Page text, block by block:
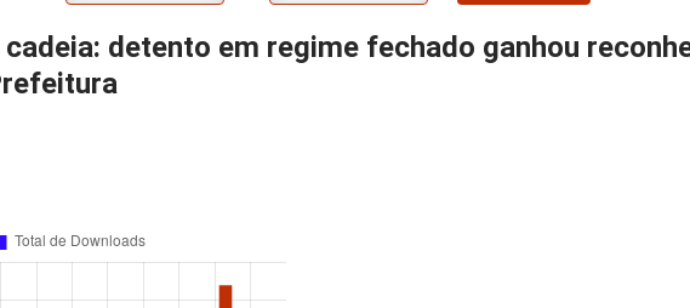
detento em regime fechado ganhou